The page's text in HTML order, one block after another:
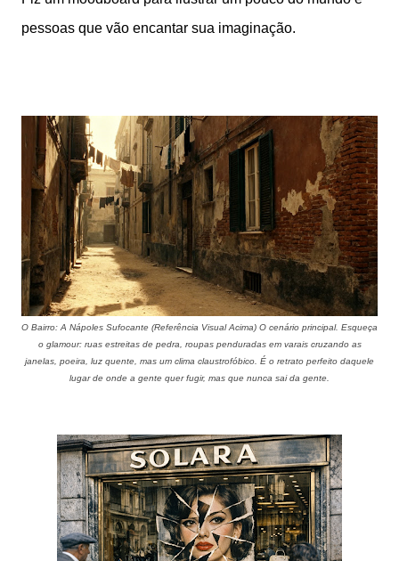
pessoas que vão encantar sua imaginação.
O Bairro: A Nápoles Sufocante (Referência Visual Acima) O cenário principal. Esqueça
o glamour: ruas estreitas de pedra, roupas penduradas em varais cruzando as
janelas, poeira, luz quente, mas um clima claustrofóbico. É o retrato perfeito daquele
lugar de onde a gente quer fugir, mas que nunca sai da gente.